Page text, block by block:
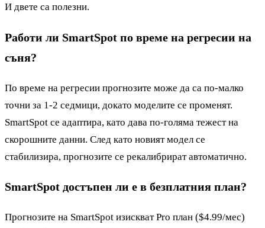
И двете са полезни.
Работи ли SmartSpot по време на регресии на
съня?
По време на регресии прогнозите може да са по-малко
точни за 1-2 седмици, докато моделите се променят.
SmartSpot се адаптира, като дава по-голяма тежест на
скорошните данни. След като новият модел се
стабилизира, прогнозите се рекалибрират автоматично.
SmartSpot достъпен ли е в безплатния план?
Прогнозите на SmartSpot изискват Pro план ($4.99/мес)